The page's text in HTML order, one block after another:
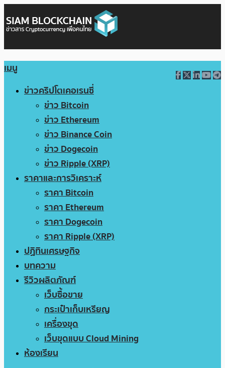
เมนู
ข่าวคริปโตเคอเรนซี่
ข่าว Bitcoin
ข่าว Ethereum
ข่าว Binance Coin
ข่าว Dogecoin
ข่าว Ripple (XRP)
ราคาและการวิเคราะห์
ราคา Bitcoin
ราคา Ethereum
ราคา Dogecoin
ราคา Ripple (XRP)
ปฏิทินเศรษฐกิจ
บทความ
รีวิวผลิตภัณฑ์
เว็บซื้อขาย
กระเป๋าเก็บเหรียญ
เครื่องขุด
เว็บขุดแบบ Cloud Mining
ห้องเรียน